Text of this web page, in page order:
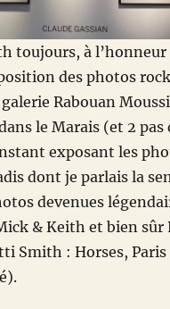
toujours, à l’honneur
des photos rock
Rabouan
le Marais (et 2 pas
exposant les
dont je parlais la
devenues
& Keith et bien
Smith : Horses,